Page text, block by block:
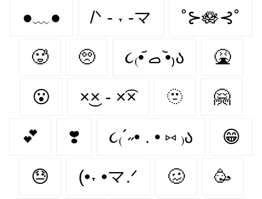
●﹏● /ᐠ - ˕ -マ ˚⊱🪷⊰˚
🥵 🥺 ૮₍•᷄ ࡇ •᷅₎ა 🤮
😮‍ ×͜× - ×͡× 🫥 🤗
💕 ❣️ ૮₍´˶• . • ⑅ ₎ა 😁
😓 (•˕ •マ.ᐟ 🥴 🥳